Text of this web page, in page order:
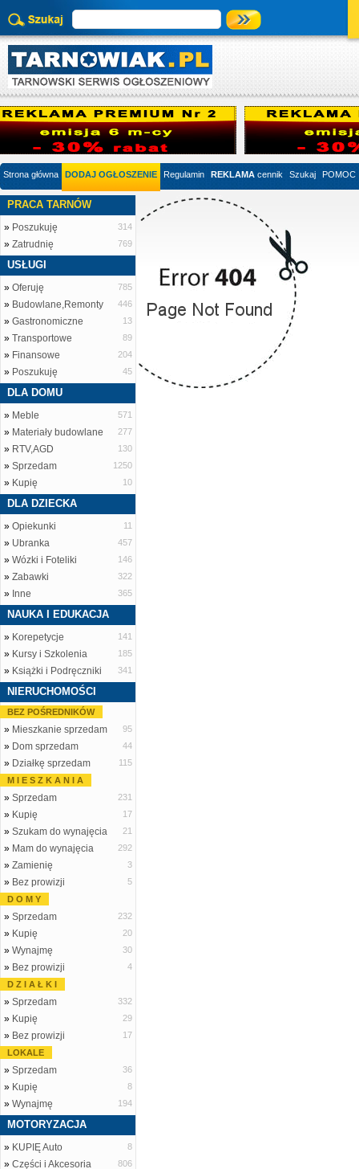
Strona główna DODAJ OGŁOSZENIE Regulamin REKLAMA cennik Szukaj POMOC
PRACA TARNÓW
» Poszukuję 314
» Zatrudnię 769
USŁUGI
» Oferuję 785
» Budowlane,Remonty 446
» Gastronomiczne 13
» Transportowe 89
» Finansowe 204
» Poszukuję 45
DLA DOMU
» Meble 571
» Materiały budowlane 277
» RTV,AGD 130
» Sprzedam 1250
» Kupię 10
DLA DZIECKA
» Opiekunki 11
» Ubranka 457
» Wózki i Foteliki 146
» Zabawki 322
» Inne 365
NAUKA I EDUKACJA
» Korepetycje 141
» Kursy i Szkolenia 185
» Książki i Podręczniki 341
NIERUCHOMOŚCI
BEZ POŚREDNIKÓW
» Mieszkanie sprzedam 95
» Dom sprzedam 44
» Działkę sprzedam
115
M I E S Z K A N I A
» Sprzedam 231
» Kupię 17
» Szukam do wynajęcia 21
» Mam do wynajęcia 292
» Zamienię 3
» Bez prowizji
5
D O M Y
» Sprzedam 232
» Kupię 20
» Wynajmę 30
» Bez prowizji
4
D Z I A Ł K I
» Sprzedam 332
» Kupię 29
» Bez prowizji
17
LOKALE
» Sprzedam 36
» Kupię 8
» Wynajmę 194
MOTORYZACJA
» KUPIĘ Auto 8
» Części i Akcesoria 806